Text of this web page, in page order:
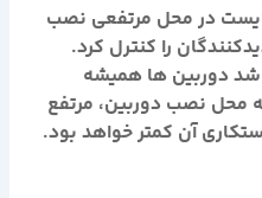
در محل مرتفعی نصب
را کنترل کرد.
شد دوربین ها همیشه
محل نصب دوربین، مرتفع
آن کمتر خواهد بود.